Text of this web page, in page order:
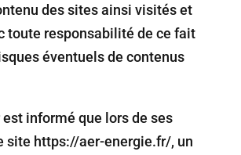
des sites ainsi visités et
toute responsabilité de ce fait
éventuels de contenus
est informé que lors de ses
site https://aer-energie.fr/, un